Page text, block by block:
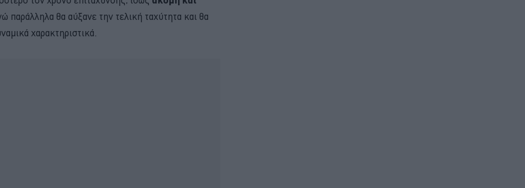
παράλληλα θα αύξανε την τελική ταχύτητα και θα
χαρακτηριστικά.